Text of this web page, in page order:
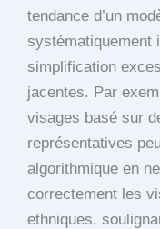
tendance d’un
systématiquement
simplification
jacentes. Par
visages basé sur
représentatives
algorithmique en
correctement les
ethniques,